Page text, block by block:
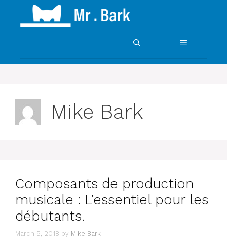
MENU
Mike Bark
Composants de production
musicale : L’essentiel pour les
débutants.
March 5, 2018 by Mike Bark